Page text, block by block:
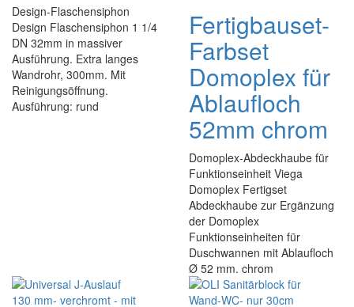
Design-Flaschensiphon
Design Flaschensiphon 1 1/4
DN 32mm in massiver
Ausführung. Extra langes
Wandrohr, 300mm. Mit
Reinigungsöffnung.
Ausführung: rund
Fertigbauset-
Farbset
Domoplex für
Ablaufloch
52mm chrom
Domoplex-Abdeckhaube für
Funk­tions­einheit Viega
Domoplex Fertigset
Abdeckhaube zur Ergänzung
der Domoplex
Funktionseinheiten für
Duschwannen mit Ablaufloch
Ø 52 mm. chrom